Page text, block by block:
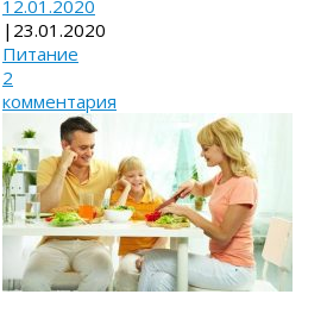
12.01.2020
| 23.01.2020
Питание
2
комментария